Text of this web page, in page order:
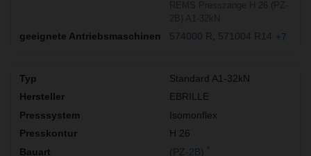
574000 R 571004 R14 +7
Standard A1-32kN
EBRILLE
Isomonflex
H 26
(PZ-2B)